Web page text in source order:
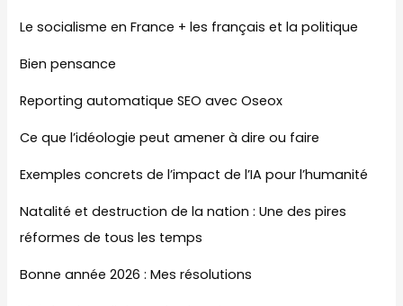
Le socialisme en France + les français et la politique
Bien pensance
Reporting automatique SEO avec Oseox
Ce que l’idéologie peut amener à dire ou faire
Exemples concrets de l’impact de l’IA pour l’humanité
Natalité et destruction de la nation : Une des pires
réformes de tous les temps
Bonne année 2026 : Mes résolutions